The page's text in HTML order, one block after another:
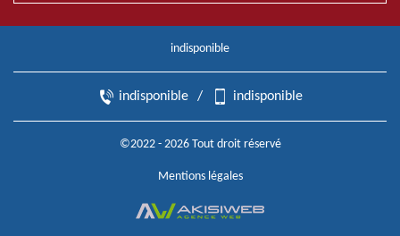
indisponible
indisponible / indisponible
©2022 - 2026 Tout droit réservé
Mentions légales